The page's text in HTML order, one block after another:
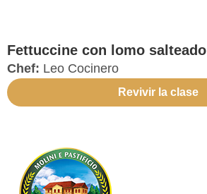
Fettuccine con lomo salteado
Chef: Leo Cocinero
Revivir la clase